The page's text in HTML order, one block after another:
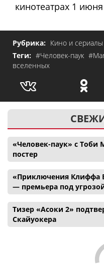
кинотеатрах 1
Рубрика: Кино и сериалы
Теги: #Человек-паук
вселенных
«Человек-паук» с
постер
«Приключения Клиффа
— премьера под
Тизер «Асоки 2»
Скайуокера